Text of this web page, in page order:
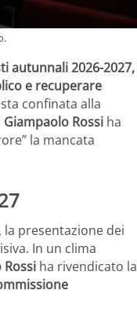
autunnali 2026-2027,
e recuperare
confinata alla
Giampaolo Rossi ha
la mancata
presentazione dei
In un clima
Rossi ha rivendicato la